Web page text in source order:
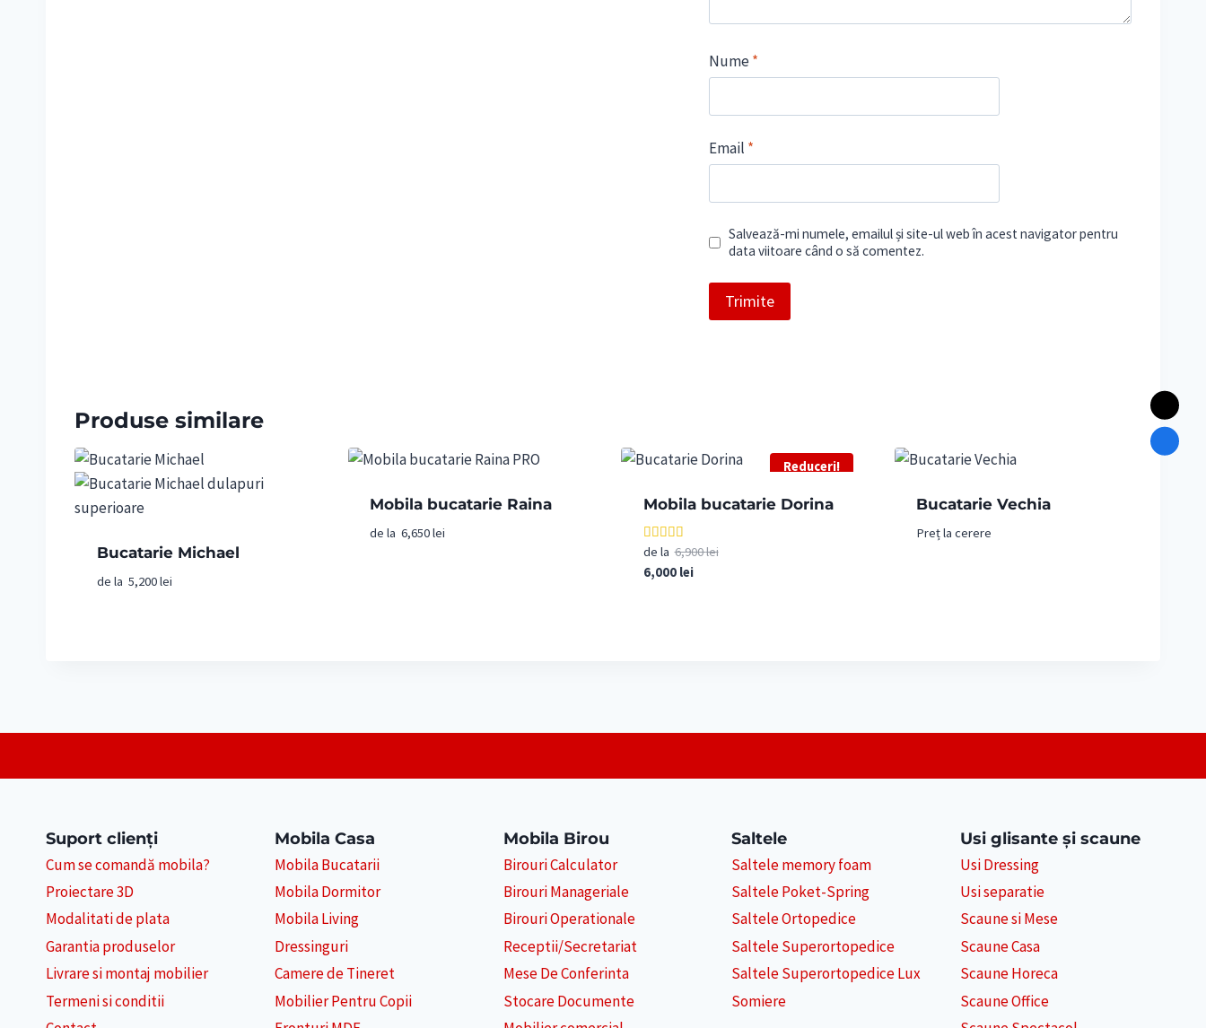
Nume*
Email *
Salvează-mi numele, emailul și site-ul web în acest navigator pentru
data viitoare când o să comentez.
Produse similare
Bucatarie Michael
de la 5,200lei
Mobila bucatarie Raina
de la 6,650lei
Reduceri!
Mobila bucatarie Dorina
Evaluat la
din 5
de la6,900leiPrețul
6,000 leiPrețul
Bucatarie Vechia
Preț la cerere
Suport clienți
Cum se comandă mobila?
Proiectare 3D
Modalitati de plata
Garantia produselor
Livrare si montaj mobilier
Termeni si conditii
Mobila Casa
Mobila Bucatarii
Mobila Dormitor
Mobila Living
Dressinguri
Camere de Tineret
Mobilier Pentru Copii
Mobila Birou
Birouri Calculator
Birouri Manageriale
Birouri Operationale
Receptii/Secretariat
Mese De Conferinta
Stocare Documente
Saltele
Saltele memory foam
Saltele Poket-Spring
Saltele Ortopedice
Saltele Superortopedice
Saltele Superortopedice Lux
Somiere
Usi glisante și scaune
Usi Dressing
Usi separatie
Scaune si Mese
Scaune Casa
Scaune Horeca
Scaune Office